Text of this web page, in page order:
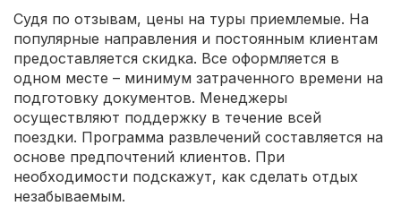
Судя по отзывам, цены на туры приемлемые. На
популярные направления и постоянным клиентам
предоставляется скидка. Все оформляется в
одном месте – минимум затраченного времени на
подготовку документов. Менеджеры
осуществляют поддержку в течение всей
поездки. Программа развлечений составляется на
основе предпочтений клиентов. При
необходимости подскажут, как сделать отдых
незабываемым.